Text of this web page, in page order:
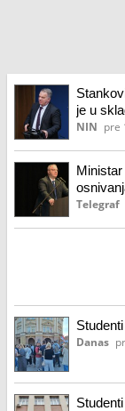
je u
NIN pre
Telegraf
Danas